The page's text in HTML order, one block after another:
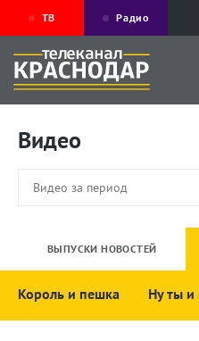
ТВ Радио
Видео
ВЫПУСКИ НОВОСТЕЙ
Король и пешка Ну ты и